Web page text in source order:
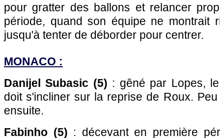
pour gratter des ballons et relancer
période, quand son équipe ne montrait
jusqu'à tenter de déborder pour centrer.
MONACO :
Danijel Subasic (5) : gêné par Lopes,
doit s'incliner sur la reprise de Roux.
ensuite.
Fabinho (5) : décevant en première